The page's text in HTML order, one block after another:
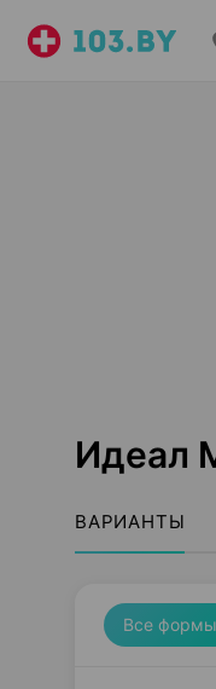
Идеал
ВАРИАНТЫ
Все формы